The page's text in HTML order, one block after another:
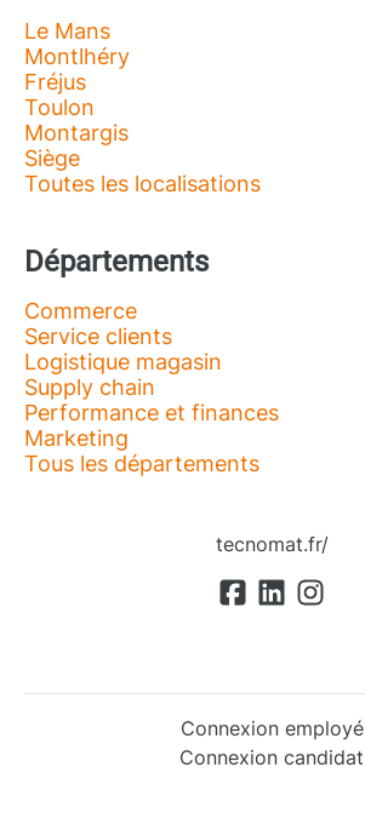
Le Mans
Montlhéry
Fréjus
Toulon
Montargis
Siège
Toutes les localisations
Départements
Commerce
Service clients
Logistique magasin
Supply chain
Performance et finances
Marketing
Tous les départements
tecnomat.fr/
Connexion employé
Connexion candidat